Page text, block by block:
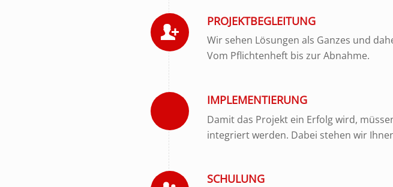
PROJEKTBEGLEITUNG
Wir sehen Lösungen als Ganzes und
Vom Pflichtenheft bis zur Abnahme.
IMPLEMENTIERUNG
Damit das Projekt ein Erfolg wird,
integriert werden. Dabei stehen wir
SCHULUNG